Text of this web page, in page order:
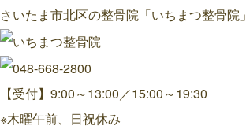
さいたま市北区の整骨院「いちまつ整骨院」
【受付】9:00～13:00／15:00～19:30
※木曜午前、日祝休み